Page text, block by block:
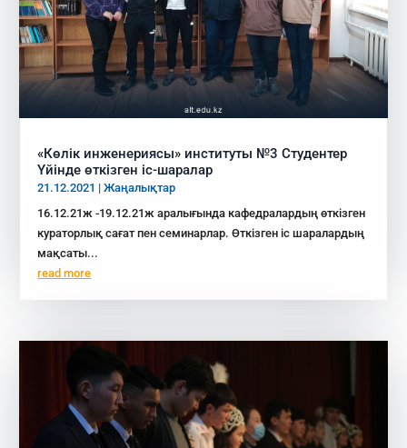
«Көлік инженериясы» институты №3 Студентер
Үйінде өткізген іс-шаралар
21.12.2021 |Жаңалықтар
16.12.21ж -19.12.21ж аралығында кафедралардың өткізген
кураторлық сағат пен семинарлар. Өткізген іс шаралардың
мақсаты...
read more